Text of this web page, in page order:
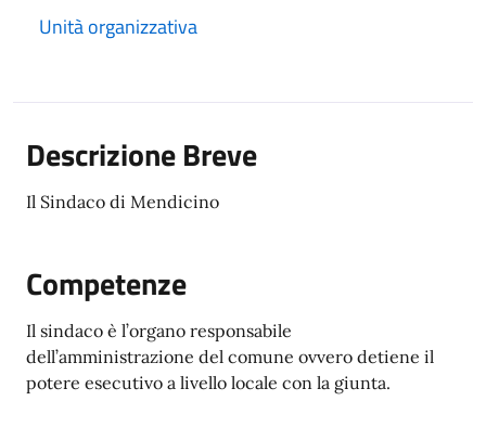
Unità organizzativa
Descrizione Breve
Il Sindaco di Mendicino
Competenze
Il sindaco è l’organo responsabile
dell’amministrazione del comune ovvero detiene il
potere esecutivo a livello locale con la giunta.